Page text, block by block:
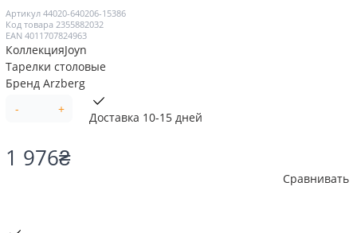
Артикул 44020-640206-15386
Код товара 2355882032
EAN 4011707824963
КоллекцияJoyn
Тарелки столовые
Бренд Arzberg
-
+
Доставка 10-15 дней
1 976₴
Сравнивать